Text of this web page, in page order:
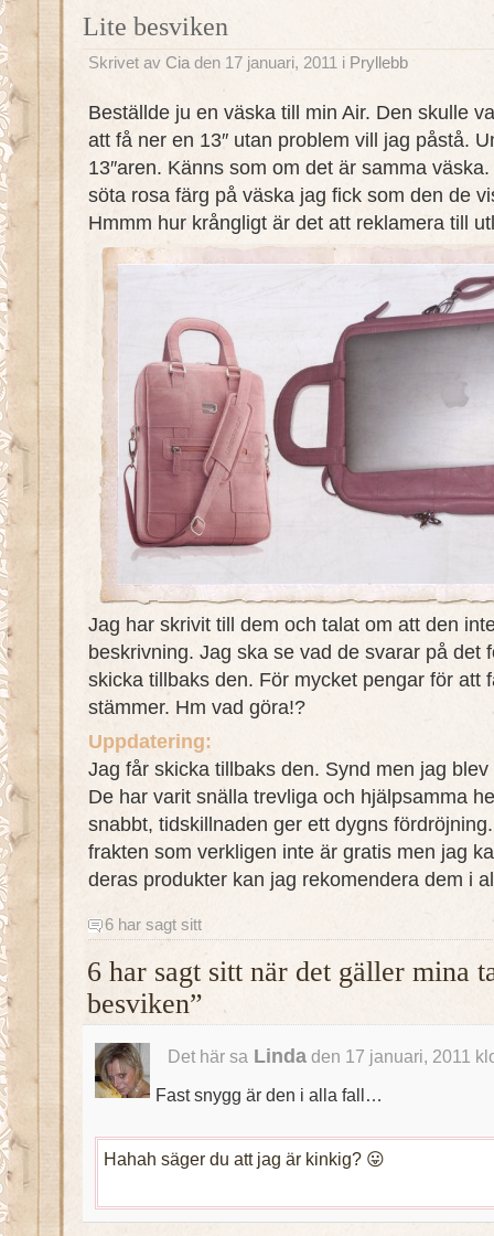
Lite besviken
Skrivet av Cia den 17 januari, 2011 i Pryllebb
Beställde ju en väska till min Air. Den skulle
att få ner en 13″ utan problem vill jag påstå.
13″aren. Känns som om det är samma
söta rosa färg på väska jag fick som den de
Hmmm hur krångligt är det att reklamera till
Jag har skrivit till dem och talat om att den
beskrivning. Jag ska se vad de svarar på det
skicka tillbaks den. För mycket pengar för att
stämmer. Hm vad göra!?
Uppdatering:
Jag får skicka tillbaks den. Synd men jag
De har varit snälla trevliga och hjälpsamma
snabbt, tidskillnaden ger ett dygns
frakten som verkligen inte är gratis men jag
deras produkter kan jag rekomendera dem i
6 har sagt sitt
6 har sagt sitt när det gäller mina
besviken”
Det här sa Lindaden 17 januari, 2011
Fast snygg är den i alla fall…
Hahah säger du att jag är kinkig? 😛